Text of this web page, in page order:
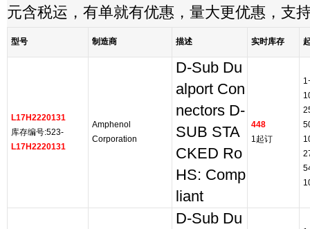
元含税运，有单就有优惠，量大更优惠，支
型号 制造商 描述 实时库存
L17H2220131
库存编号:523-
L17H2220131
Amphenol
Corporation
D-Sub Du
alport Con
nectors D-
SUB STA
CKED Ro
HS: Comp
liant
448
1起订
D-Sub Du